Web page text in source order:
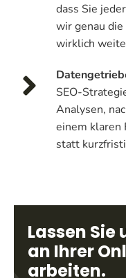
dass Sie
wir genau
wirklich
SEO-
Analysen,
einem klaren
statt
Lassen
an Ihrer
arbeiten.